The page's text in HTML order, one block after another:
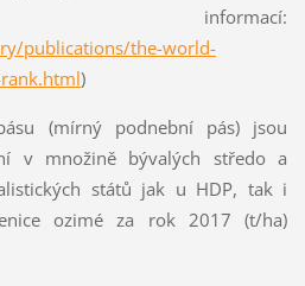
publications/the-world-
)
(mírný podnební pás) jsou
v množině bývalých středo a
států jak u HDP, tak i
ozimé za rok 2017 (t/ha)